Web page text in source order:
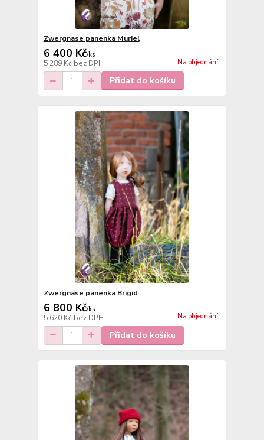
Zwergnase panenka Muriel
6 400 Kč/ks
5 289 Kč bez DPH Na objednání
Přidat do košíku
Zwergnase panenka Brigid
6 800 Kč/ks
5 620 Kč bez DPH Na objednání
Přidat do košíku